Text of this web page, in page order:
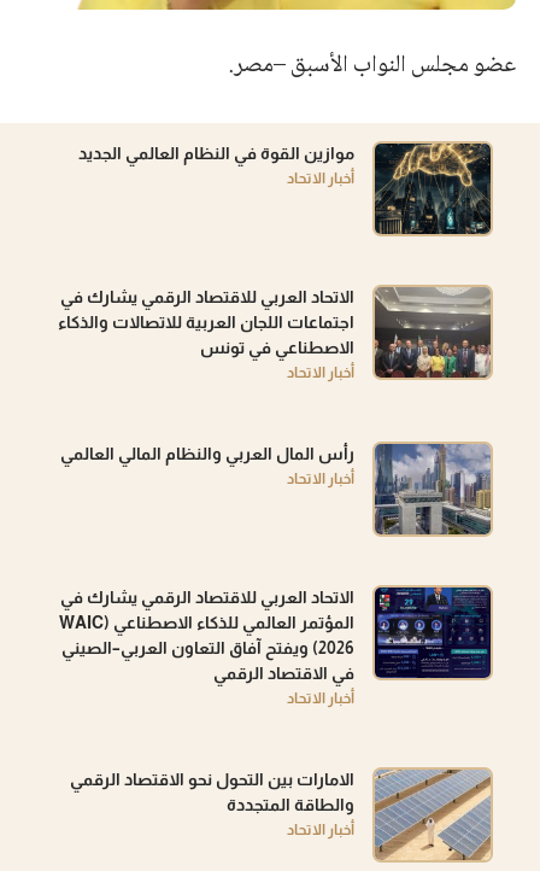
عضو مجلس النواب الأسبق –مصر.
موازين القوة في النظام العالمي الجديد
أخبار الاتحاد
الاتحاد العربي للاقتصاد الرقمي يشارك في
اجتماعات اللجان العربية للاتصالات والذكاء
الاصطناعي في تونس
أخبار الاتحاد
رأس المال العربي والنظام المالي العالمي
أخبار الاتحاد
الاتحاد العربي للاقتصاد الرقمي يشارك في
المؤتمر العالمي للذكاء الاصطناعي (WAIC
2026) ويفتح آفاق التعاون العربي–الصيني
في الاقتصاد الرقمي
أخبار الاتحاد
الامارات بين التحول نحو الاقتصاد الرقمي
والطاقة المتجددة
أخبار الاتحاد